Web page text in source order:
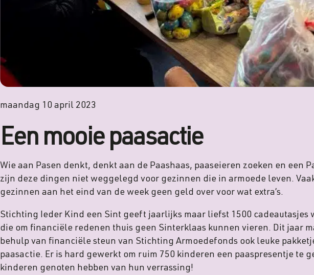
maandag 10 april 2023
Een mooie paasactie
Wie aan Pasen denkt, denkt aan de Paashaas, paaseieren zoeken en een
zijn deze dingen niet weggelegd voor gezinnen die in armoede leven.
gezinnen aan het eind van de week geen geld over voor wat extra’s.
Stichting Ieder Kind een Sint geeft jaarlijks maar liefst 1500 cadeautasjes
die om financiële redenen thuis geen Sinterklaas kunnen vieren. Dit jaar
behulp van financiële steun van Stichting Armoedefonds ook leuke
paasactie. Er is hard gewerkt om ruim 750 kinderen een paaspresentje te
kinderen genoten hebben van hun verrassing!